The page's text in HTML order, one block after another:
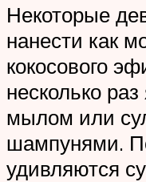
Некоторые
нанести как
кокосового
несколько
мылом или
шампунями.
удивляются